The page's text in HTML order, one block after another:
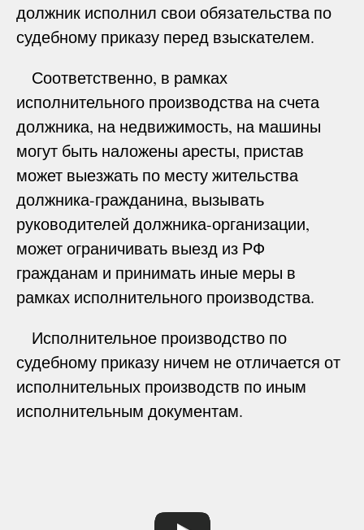
должник исполнил свои обязательства по
судебному приказу перед взыскателем.
Соответственно, в рамках
исполнительного производства на счета
должника, на недвижимость, на машины
могут быть наложены аресты, пристав
может выезжать по месту жительства
должника-гражданина, вызывать
руководителей должника-организации,
может ограничивать выезд из РФ
гражданам и принимать иные меры в
рамках исполнительного производства.
Исполнительное производство по
судебному приказу ничем не отличается от
исполнительных производств по иным
исполнительным документам.